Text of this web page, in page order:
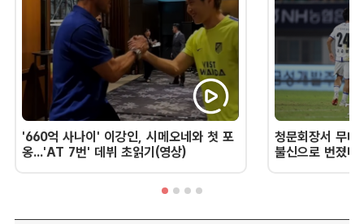
'660억 사나이' 이강인, 시메오네와 첫 포
옹...'AT 7번' 데뷔 초읽기(영상)
청문회장서 무너
불신으로 번졌